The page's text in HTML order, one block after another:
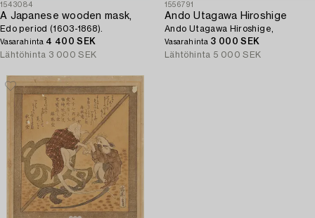
1543084
A Japanese wooden mask,
Edo period (1603-1868).
Vasarahinta 4 400 SEK
Lähtöhinta 3 000 SEK
1556791
Ando Utagawa Hiroshige
Ando Utagawa Hiroshige,
Vasarahinta 3 000 SEK
Lähtöhinta 5 000 SEK